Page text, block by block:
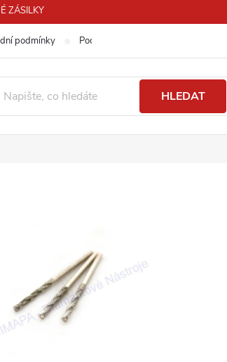
ZÁSILKY
podmínky Podmínky ochrany osobních údajů
HLEDAT